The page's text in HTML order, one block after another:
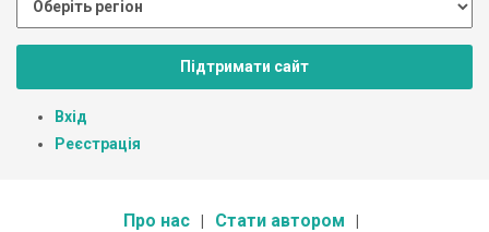
Підтримати сайт
Вхід
Реєстрація
Про нас Стати автором